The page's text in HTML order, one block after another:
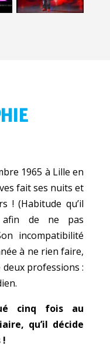
1965 à Lille en
fait ses nuits et
! (Habitude qu’il
afin de ne pas
incompatibilité
à ne rien faire,
professions :
cinq fois au
qu’il décide
!